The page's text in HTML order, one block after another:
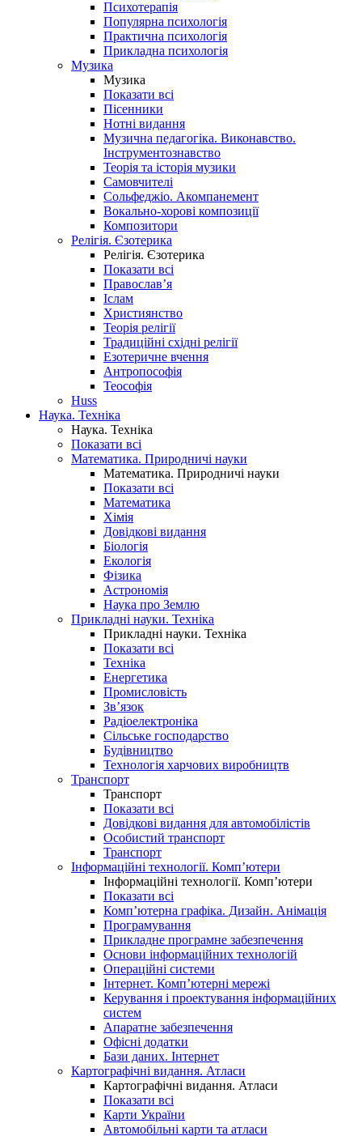
Психотерапія
Популярна психологія
Практична психологія
Прикладна психологія
Музика
Музика
Показати всі
Пісенники
Нотні видання
Музична педагогіка. Виконавство.
Інструментознавство
Теорія та історія музики
Самовчителі
Сольфеджіо. Акомпанемент
Вокально-хорові композиції
Композитори
Релігія. Єзотерика
Релігія. Єзотерика
Показати всі
Православ’я
Іслам
Християнство
Теорія релігії
Традиційні східні релігії
Езотеричне вчення
Антропософія
Теософія
Huss
Наука. Техніка
Наука. Техніка
Показати всі
Математика. Природничі науки
Математика. Природничі науки
Показати всі
Математика
Хімія
Довідкові видання
Біологія
Екологія
Фізика
Астрономія
Наука про Землю
Прикладні науки. Техніка
Прикладні науки. Техніка
Показати всі
Техніка
Енергетика
Промисловість
Зв’язок
Радіоелектроніка
Сільське господарство
Будівництво
Технологія харчових виробництв
Транспорт
Транспорт
Показати всі
Довідкові видання для автомобілістів
Особистий транспорт
Транспорт
Інформаційні технології. Комп’ютери
Інформаційні технології. Комп’ютери
Показати всі
Комп’ютерна графіка. Дизайн. Анімація
Програмування
Прикладне програмне забезпечення
Основи інформаційних технологій
Операційні системи
Інтернет. Комп’ютерні мережі
Керування і проектування інформаційних
систем
Апаратне забезпечення
Офісні додатки
Бази даних. Інтернет
Картографічні видання. Атласи
Картографічні видання. Атласи
Показати всі
Карти України
Автомобільні карти та атласи